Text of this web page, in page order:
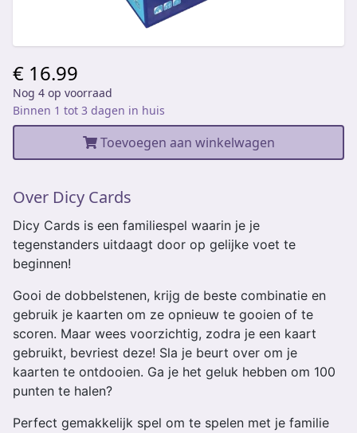
€ 16.99
Nog 4 op voorraad
Binnen 1 tot 3 dagen in huis
Toevoegen aan winkelwagen
Over Dicy Cards
Dicy Cards is een familiespel waarin je je
tegenstanders uitdaagt door op gelijke voet te
beginnen!
Gooi de dobbelstenen, krijg de beste combinatie en
gebruik je kaarten om ze opnieuw te gooien of te
scoren. Maar wees voorzichtig, zodra je een kaart
gebruikt, bevriest deze! Sla je beurt over om je
kaarten te ontdooien. Ga je het geluk hebben om 100
punten te halen?
Perfect gemakkelijk spel om te spelen met je familie